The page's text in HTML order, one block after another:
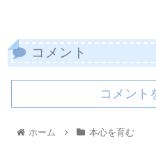
コメント
コメント
ホーム 本心を育む